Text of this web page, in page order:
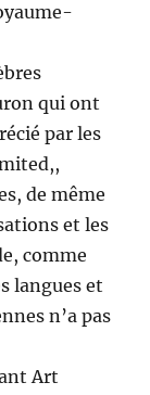
qui ont
par les
de même
et les
comme
langues et
n’a pas
Art